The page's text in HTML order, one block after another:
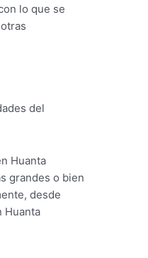
lo que se
del
Huanta
grandes o bien
desde
Huanta